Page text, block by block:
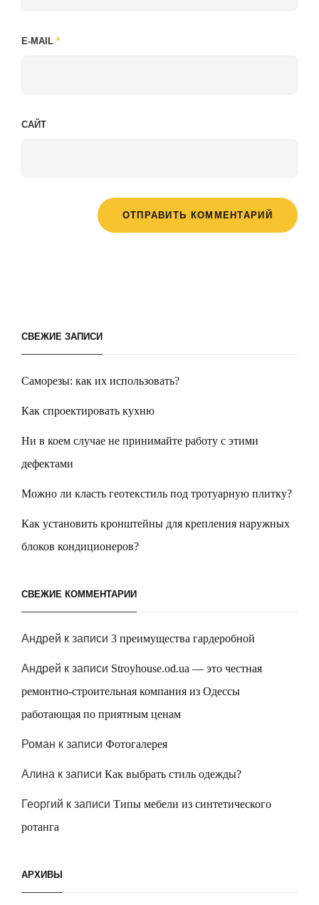
E-MAIL *
САЙТ
СВЕЖИЕ ЗАПИСИ
Саморезы: как их использовать?
Как спроектировать кухню
Ни в коем случае не принимайте работу с этими
дефектами
Можно ли класть геотекстиль под тротуарную плитку?
Как установить кронштейны для крепления наружных
блоков кондиционеров?
СВЕЖИЕ КОММЕНТАРИИ
Андрей к записи 3 преимущества гардеробной
Андрей к записи Stroyhouse.od.ua — это честная
ремонтно-строительная компания из Одессы
работающая по приятным ценам
Роман к записи Фотогалерея
Алина к записи Как выбрать стиль одежды?
Георгий к записи Типы мебели из синтетического
ротанга
АРХИВЫ